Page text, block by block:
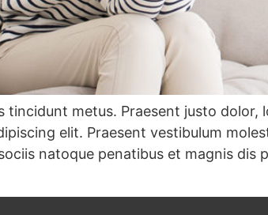
tincidunt metus. Praesent justo
elit. Praesent vestibulum
natoque penatibus et magnis dis